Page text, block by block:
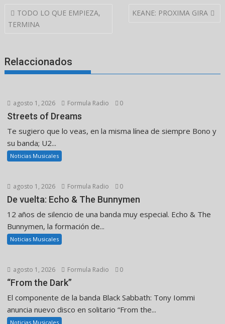
Navegación
de
TODO LO QUE EMPIEZA,
TERMINA
KEANE: PROXIMA GIRA
Relaccionados
agosto 1, 2026 Formula Radio 0
Streets of Dreams
Te sugiero que lo veas, en la misma línea de siempre Bono y
su banda; U2...
Noticias Musicales
agosto 1, 2026 Formula Radio 0
De vuelta: Echo & The Bunnymen
12 años de silencio de una banda muy especial. Echo & The
Bunnymen, la formación de...
Noticias Musicales
agosto 1, 2026 Formula Radio 0
“From the Dark”
El componente de la banda Black Sabbath: Tony Iommi
anuncia nuevo disco en solitario “From the...
Noticias Musicales